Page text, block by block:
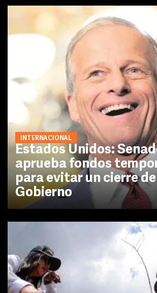
INTERNACIONAL
Estados Unidos:
aprueba fondos
para evitar un cierre
Gobierno